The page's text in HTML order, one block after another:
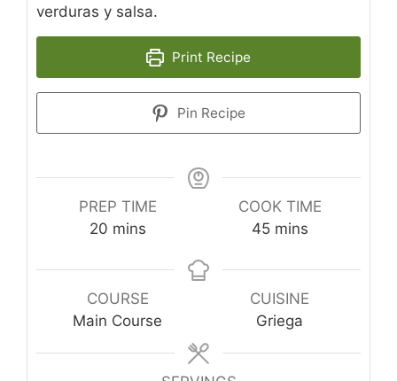
verduras y salsa.
Print Recipe
Pin Recipe
PREP TIME
20minutes
mins
COOK TIME
45minutes
mins
COURSE
Main Course
CUISINE
Griega